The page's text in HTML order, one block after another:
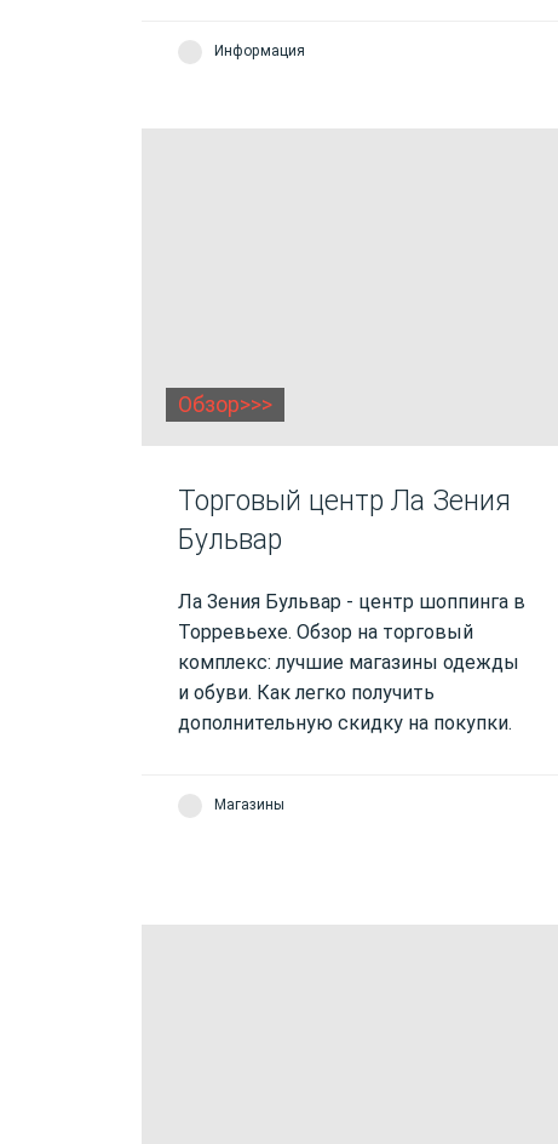
Информация
Обзор>>>
Торговый центр Ла Зения
Бульвар
Ла Зения Бульвар - центр шоппинга в
Торревьехе. Обзор на торговый
комплекс: лучшие магазины одежды
и обуви. Как легко получить
дополнительную скидку на покупки.
Магазины